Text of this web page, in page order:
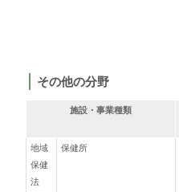
その他の分野
施設・事業種類
地域
保健
法
保健所